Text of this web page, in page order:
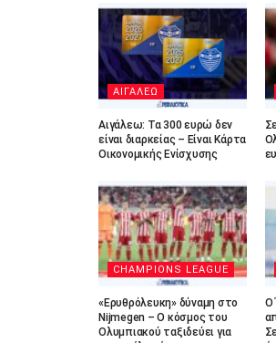
ΑΙΓΑΛΕΩ
Αιγάλεω: Τα 300 ευρώ δεν
είναι διαρκείας – Είναι Κάρτα
Οικονομικής Ενίσχυσης
CHAMPIONS LEAGUE
«Ερυθρόλευκη» δύναμη στο
Nijmegen – Ο κόσμος του
Ολυμπιακού ταξιδεύει για
Ο